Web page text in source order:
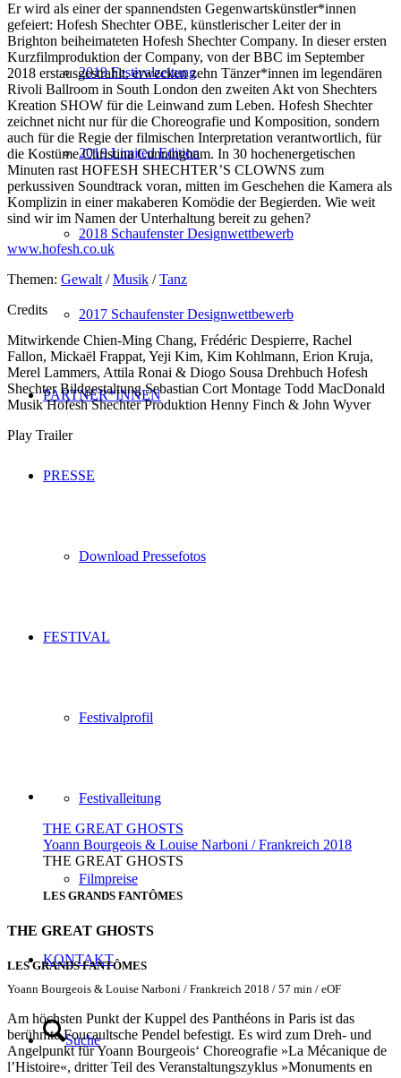
2019 Festivalzeitung
2019 Limited Edition
2018 Schaufenster Designwettbewerb
2017 Schaufenster Designwettbewerb
PARTNER*INNEN
PRESSE
Download Pressefotos
FESTIVAL
Festivalprofil
Festivalleitung
Filmpreise
KONTAKT
Suche
Er wird als einer der spannendsten Gegenwartskünstler*innen
gefeiert: Hofesh Shechter OBE, künstlerischer Leiter der in
Brighton beiheimateten Hofesh Shechter Company. In dieser ersten
Kurzfilmproduktion der Company, von der BBC im September
2018 erstausgestrahlt, erwecken zehn Tänzer*innen im legendären
Rivoli Ballroom in South London den zweiten Akt von Shechters
Kreation SHOW für die Leinwand zum Leben. Hofesh Shechter
zeichnet nicht nur für die Choreografie und Komposition, sondern
auch für die Regie der filmischen Interpretation verantwortlich, für
die Kostüme Christina Cunningham. In 30 hochenergetischen
Minuten rast HOFESH SHECHTER’S CLOWNS zum
perkussiven Soundtrack voran, mitten im Geschehen die Kamera als
Komplizin in einer makaberen Komödie der Begierden. Wie weit
sind wir im Namen der Unterhaltung bereit zu gehen?
www.hofesh.co.uk
Themen: Gewalt /Musik /Tanz
Credits
Mitwirkende Chien-Ming Chang, Frédéric Despierre, Rachel
Fallon, Mickaël Frappat, Yeji Kim, Kim Kohlmann, Erion Kruja,
Merel Lammers, Attila Ronai & Diogo Sousa Drehbuch Hofesh
Shechter Bildgestaltung Sebastian Cort Montage Todd MacDonald
Musik Hofesh Shechter Produktion Henny Finch & John Wyver
Play Trailer
THE GREAT GHOSTS
Yoann Bourgeois & Louise Narboni / Frankreich 2018
THE GREAT GHOSTS
LES GRANDS FANTÔMES
THE GREAT GHOSTS
LES GRANDS FANTÔMES
Yoann Bourgeois & Louise Narboni / Frankreich 2018 / 57 min / eOF
Am höchsten Punkt der Kuppel des Panthéons in Paris ist das
berühmte Foucaultsche Pendel befestigt. Es wird zum Dreh- und
Angelpunkt für Yoann Bourgeois‘ Choreografie »La Mécanique de
l’Histoire«, dritter Teil des Veranstaltungszyklus »Monuments en